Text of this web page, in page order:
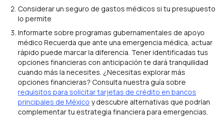
Considerar un seguro de gastos médicos si tu presupuesto
lo permite
Informarte sobre programas gubernamentales de apoyo
médico Recuerda que ante una emergencia médica, actuar
rápido puede marcar la diferencia. Tener identificadas tus
opciones financieras con anticipación te dará tranquilidad
cuando más la necesites. ¿Necesitas explorar más
opciones financieras? Consulta nuestra guía sobre
requisitos para solicitar tarjetas de crédito en bancos
principales de México y descubre alternativas que podrían
complementar tu estrategia financiera para emergencias.